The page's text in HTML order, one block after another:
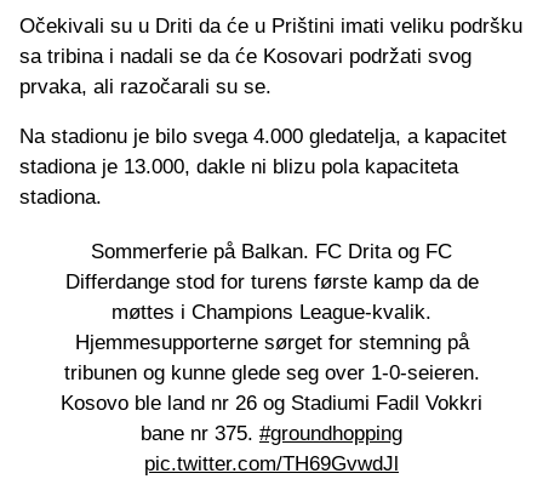
Očekivali su u Driti da će u Prištini imati veliku podršku
sa tribina i nadali se da će Kosovari podržati svog
prvaka, ali razočarali su se.
Na stadionu je bilo svega 4.000 gledatelja, a kapacitet
stadiona je 13.000, dakle ni blizu pola kapaciteta
stadiona.
Sommerferie på Balkan. FC Drita og FC
Differdange stod for turens første kamp da de
møttes i Champions League-kvalik.
Hjemmesupporterne sørget for stemning på
tribunen og kunne glede seg over 1-0-seieren.
Kosovo ble land nr 26 og Stadiumi Fadil Vokkri
bane nr 375. #groundhopping
pic.twitter.com/TH69GvwdJl